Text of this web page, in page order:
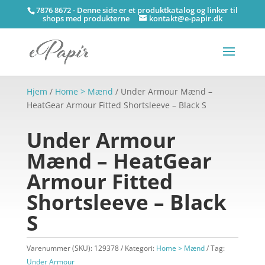
7876 8672 - Denne side er et produktkatalog og linker til
shops med produkterne kontakt@e-papir.dk
Hjem / Home > Mænd / Under Armour Mænd –
HeatGear Armour Fitted Shortsleeve – Black S
Under Armour
Mænd – HeatGear
Armour Fitted
Shortsleeve – Black
S
Varenummer (SKU): 129378 Kategori: Home > Mænd
Tag:
Under Armour